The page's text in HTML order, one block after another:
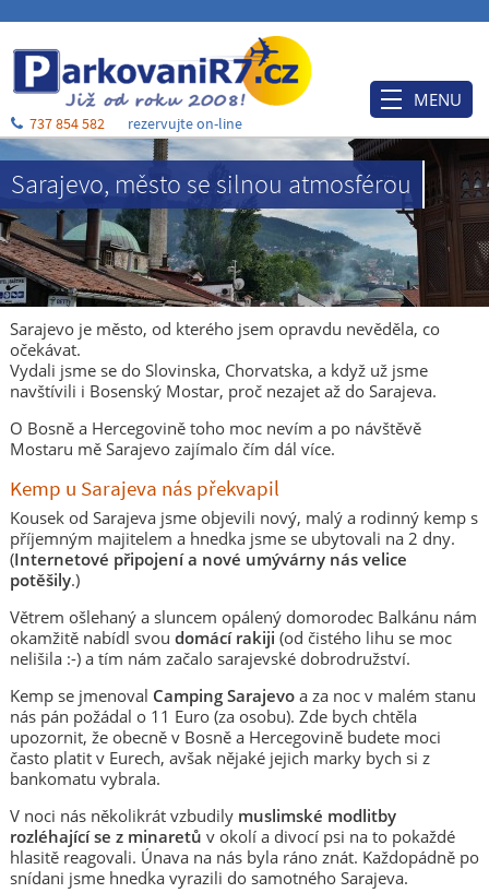
Sarajevo, město se silnou atmosférou
Sarajevo je město, od kterého jsem opravdu nevěděla, co
očekávat.
Vydali jsme se do Slovinska, Chorvatska, a když už jsme
navštívili i Bosenský Mostar, proč nezajet až do Sarajeva.
O Bosně a Hercegovině toho moc nevím a po návštěvě
Mostaru mě Sarajevo zajímalo čím dál více.
Kemp u Sarajeva nás překvapil
Kousek od Sarajeva jsme objevili nový, malý a rodinný kemp s
příjemným majitelem a hnedka jsme se ubytovali na 2 dny.
(Internetové připojení a nové umývárny nás velice
potěšily.)
Větrem ošlehaný a sluncem opálený domorodec Balkánu nám
okamžitě nabídl svou domácí rakiji (od čistého lihu se moc
nelišila :-) a tím nám začalo sarajevské dobrodružství.
Kemp se jmenoval Camping Sarajevoa za noc v malém stanu
nás pán požádal o 11 Euro (za osobu). Zde bych chtěla
upozornit, že obecně v Bosně a Hercegovině budete moci
často platit v Eurech, avšak nějaké jejich marky bych si z
bankomatu vybrala.
V noci nás několikrát vzbudilymuslimské modlitby
rozléhající se z minaretů v okolí a divocí psi na to pokaždé
hlasitě reagovali. Únava na nás byla ráno znát. Každopádně po
snídani jsme hnedka vyrazili do samotného Sarajeva.
737 854 582 rezervujte on-line
MENU
Úvod
Ceník
Rezervace
Po příjezdu
Ubytování
O nás
Blog
Kontakt a mapa